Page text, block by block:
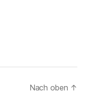
Nach oben ↑